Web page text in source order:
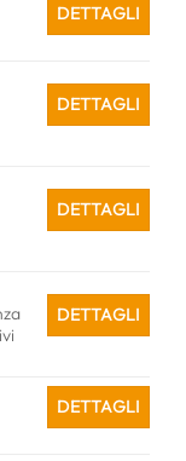
DETTAGLI
DETTAGLI
DETTAGLI
DETTAGLI
DETTAGLI